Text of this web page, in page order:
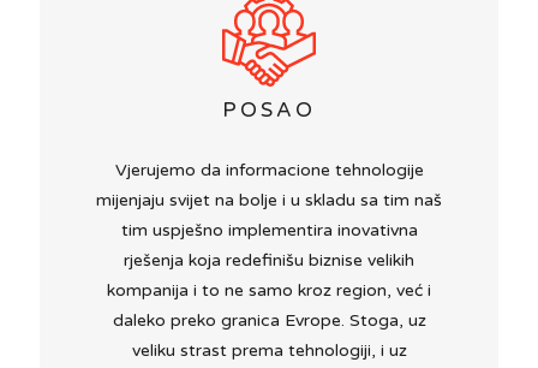
POSAO
Vjerujemo da informacione tehnologije
mijenjaju svijet na bolje i u skladu sa tim naš
tim uspješno implementira inovativna
rješenja koja redefinišu biznise velikih
kompanija i to ne samo kroz region, već i
daleko preko granica Evrope. Stoga, uz
veliku strast prema tehnologiji, i uz